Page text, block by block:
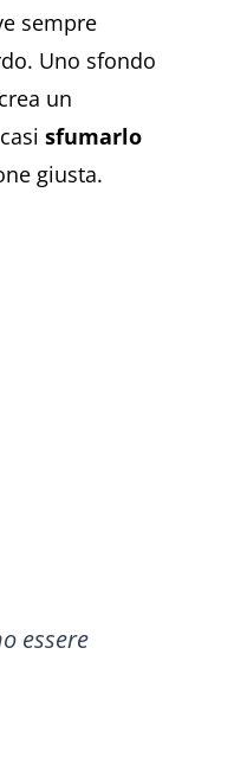
sempre
Uno sfondo
un
sfumarlo
giusta.
essere